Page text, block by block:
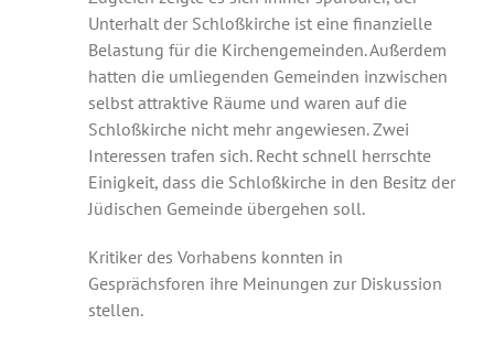
Unterhalt der Schloßkirche ist eine finanzielle
Belastung für die Kirchengemeinden. Außerdem
hatten die umliegenden Gemeinden inzwischen
selbst attraktive Räume und waren auf die
Schloßkirche nicht mehr angewiesen. Zwei
Interessen trafen sich. Recht schnell herrschte
Einigkeit, dass die Schloßkirche in den Besitz der
Jüdischen Gemeinde übergehen soll.
Kritiker des Vorhabens konnten in
Gesprächsforen ihre Meinungen zur Diskussion
stellen.